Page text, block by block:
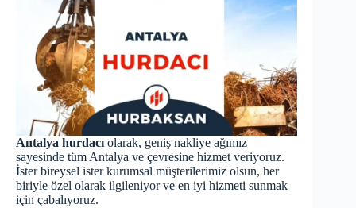
Antalya hurdacı olarak, geniş nakliye ağımız
sayesinde tüm Antalya ve çevresine hizmet veriyoruz.
İster bireysel ister kurumsal müşterilerimiz olsun, her
biriyle özel olarak ilgileniyor ve en iyi hizmeti sunmak
için çabalıyoruz.